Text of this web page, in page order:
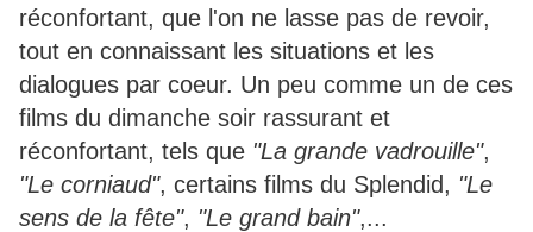
réconfortant, que l'on ne lasse pas de revoir,
tout en connaissant les situations et les
dialogues par coeur. Un peu comme un de ces
films du dimanche soir rassurant et
réconfortant, tels que "La grande vadrouille",
"Le corniaud", certains films du Splendid, "Le
sens de la fête", "Le grand bain",...